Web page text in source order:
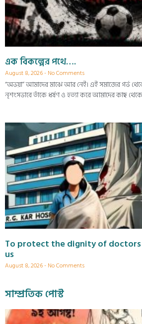
এক বিকল্পের পথে….
August 8, 2026 No Comments
“অভয়া” আমাদের মাঝে আর নেই। এই সমাজের গর্ভ
নৃশংসভাবে তাঁকে ধর্ষণ ও হত্যা করে আমাদের কাছ
To protect the dignity of
us
August 8, 2026 No Comments
সাম্প্রতিক পোস্ট